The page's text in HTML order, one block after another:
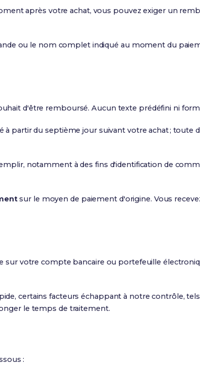
après votre achat, vous pouvez exiger un
ou le nom complet indiqué au moment du
d'être remboursé. Aucun texte prédéfini ni
partir du septième jour suivant votre achat ; toute
notamment à des fins d'identification de
sur le moyen de paiement d'origine. Vous
sur votre compte bancaire ou portefeuille
certains facteurs échappant à notre contrôle,
le temps de traitement.
: